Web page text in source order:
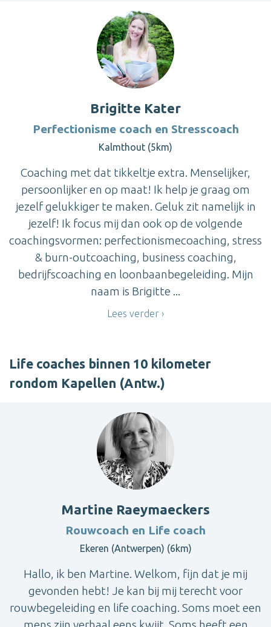
Brigitte Kater
Perfectionisme coach en Stresscoach
Kalmthout (5km)
Coaching met dat tikkeltje extra. Menselijker,
persoonlijker en op maat! Ik help je graag om
jezelf gelukkiger te maken. Geluk zit namelijk in
jezelf! Ik focus mij dan ook op de volgende
coachingsvormen: perfectionismecoaching, stress
& burn-outcoaching, business coaching,
bedrijfscoaching en loonbaanbegeleiding. Mijn
naam is Brigitte ...
Lees verder
Life coaches binnen 10 kilometer
rondom Kapellen (Antw.)
Martine Raeymaeckers
Rouwcoach en Life coach
Ekeren (Antwerpen) (6km)
Hallo, ik ben Martine. Welkom, fijn dat je mij
gevonden hebt! Je kan bij mij terecht voor
rouwbegeleiding en life coaching. Soms moet een